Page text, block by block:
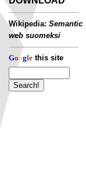
Wikipedia: Semantic
web suomeksi
Google this site